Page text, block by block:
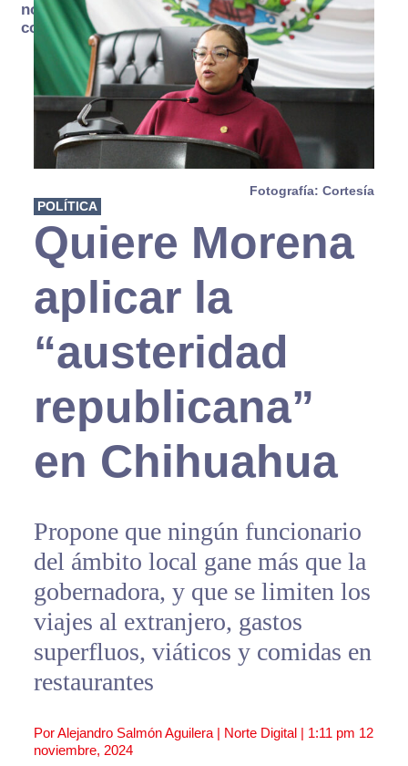
no se
consume
Fotografía: Cortesía
POLÍTICA
Quiere Morena
aplicar la
“austeridad
republicana”
en Chihuahua
Propone que ningún funcionario
del ámbito local gane más que la
gobernadora, y que se limiten los
viajes al extranjero, gastos
superfluos, viáticos y comidas en
restaurantes
Por Alejandro Salmón Aguilera | Norte Digital | 1:11 pm 12
noviembre, 2024